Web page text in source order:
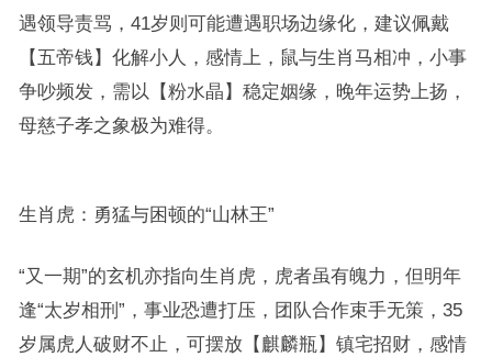
遇领导责骂，41岁则可能遭遇职场边缘化，建议佩戴
【五帝钱】化解小人，感情上，鼠与生肖马相冲，小事
争吵频发，需以【粉水晶】稳定姻缘，晚年运势上扬，
母慈子孝之象极为难得。
生肖虎：勇猛与困顿的“山林王”
“又一期”的玄机亦指向生肖虎，虎者虽有魄力，但明年
逢“太岁相刑”，事业恐遭打压，团队合作束手无策，35
岁属虎人破财不止，可摆放【麒麟瓶】镇宅招财，感情